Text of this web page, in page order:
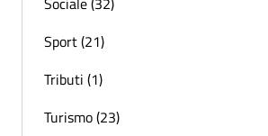
Sport (21)
Tributi (1)
Turismo (23)